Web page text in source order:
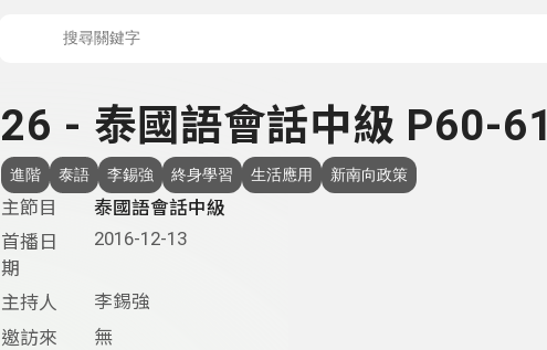
26 - 泰國語會話中級 P60-61
進階 泰語 李錫強 終身學習 生活應用 新南向政策
主節目
泰國語會話中級
首播日
期
2016-12-13
主持人
李錫強
邀訪來
無